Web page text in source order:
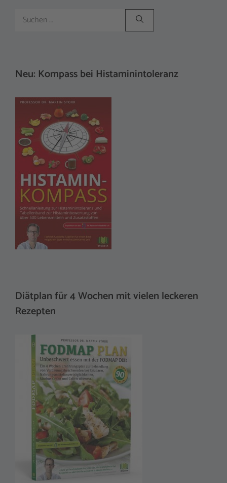
Suchen
nach:
Neu: Kompass bei Histaminintoleranz
Diätplan für 4 Wochen mit vielen leckeren
Rezepten